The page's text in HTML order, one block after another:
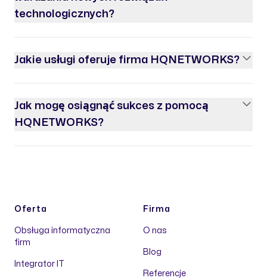
technologicznych?
Jakie usługi oferuje firma HQNETWORKS?
Jak mogę osiągnąć sukces z pomocą
HQNETWORKS?
Oferta
Obsługa informatyczna
firm
Integrator IT
Firma
O nas
Blog
Referencje